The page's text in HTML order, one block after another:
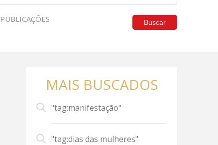
PUBLICAÇÕES Buscar
MAIS BUSCADOS
"tag:manifestação"
"tag:dias das mulheres"